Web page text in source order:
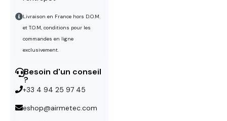
Livraison en France hors D.O.M.
et T.O.M, conditions pour les
commandes en ligne
exclusivement.
Besoin d'un conseil
?
+33 4 94 25 97 45
eshop@airmetec.com